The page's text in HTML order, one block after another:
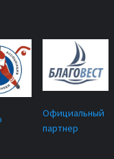
Официальный
партнер